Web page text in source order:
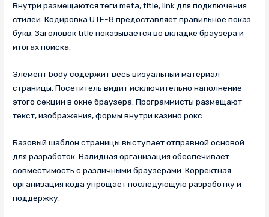
Внутри размещаются теги meta, title, link для подключения
стилей. Кодировка UTF-8 предоставляет правильное показ
букв. Заголовок title показывается во вкладке браузера и
итогах поиска.
Элемент body содержит весь визуальный материал
страницы. Посетитель видит исключительно наполнение
этого секции в окне браузера. Программисты размещают
текст, изображения, формы внутри казино рокс.
Базовый шаблон страницы выступает отправной основой
для разработок. Валидная организация обеспечивает
совместимость с различными браузерами. Корректная
организация кода упрощает последующую разработку и
поддержку.